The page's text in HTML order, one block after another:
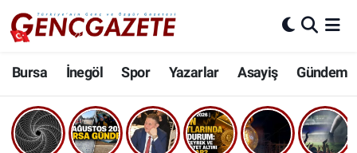
Bursa İnegöl Spor Yazarlar Asayiş Gündem
Bursa
İnegöl
3.SAYFA
Nöbetçi Eczaneler
Hava Durumu
Trafik Durumu